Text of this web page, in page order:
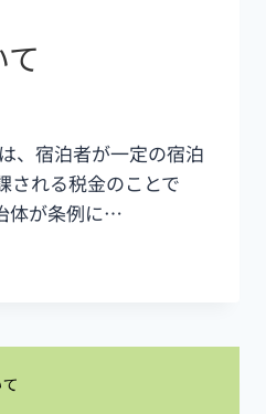
、宿泊者が一定の宿泊
される税金のことで
体が条例に…